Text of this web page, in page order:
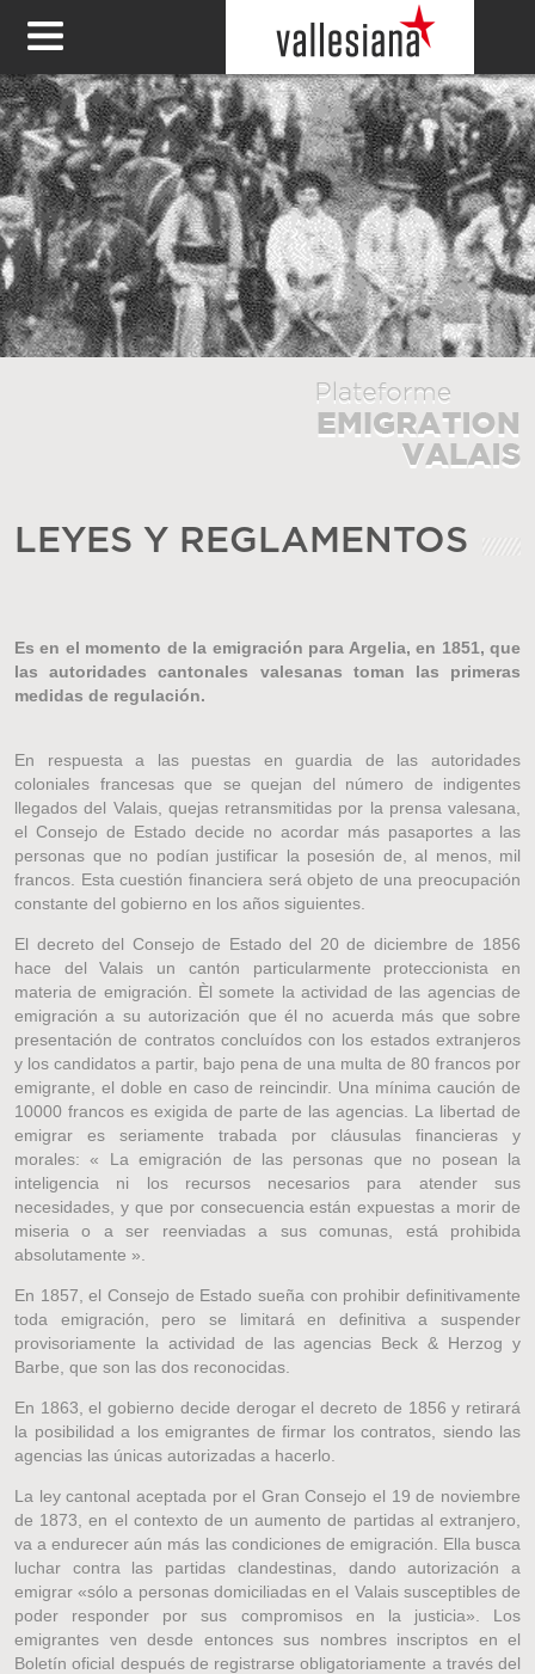
LEYES Y REGLAMENTOS
Es en el momento de la emigración para Argelia, en 1851, que
las autoridades cantonales valesanas toman las primeras
medidas de regulación.
En respuesta a las puestas en guardia de las autoridades
coloniales francesas que se quejan del número de indigentes
llegados del Valais, quejas retransmitidas por la prensa valesana,
el Consejo de Estado decide no acordar más pasaportes a las
personas que no podían justificar la posesión de, al menos, mil
francos. Esta cuestión financiera será objeto de una preocupación
constante del gobierno en los años siguientes.
El decreto del Consejo de Estado del 20 de diciembre de 1856
hace del Valais un cantón particularmente proteccionista en
materia de emigración. Èl somete la actividad de las agencias de
emigración a su autorización que él no acuerda más que sobre
presentación de contratos concluídos con los estados extranjeros
y los candidatos a partir, bajo pena de una multa de 80 francos por
emigrante, el doble en caso de reincindir. Una mínima caución de
10000 francos es exigida de parte de las agencias. La libertad de
emigrar es seriamente trabada por cláusulas financieras y
morales: « La emigración de las personas que no posean la
inteligencia ni los recursos necesarios para atender sus
necesidades, y que por consecuencia están expuestas a morir de
miseria o a ser reenviadas a sus comunas, está prohibida
absolutamente ».
En 1857, el Consejo de Estado sueña con prohibir definitivamente
toda emigración, pero se limitará en definitiva a suspender
provisoriamente la actividad de las agencias Beck & Herzog y
Barbe, que son las dos reconocidas.
En 1863, el gobierno decide derogar el decreto de 1856 y retirará
la posibilidad a los emigrantes de firmar los contratos, siendo las
agencias las únicas autorizadas a hacerlo.
La ley cantonal aceptada por el Gran Consejo el 19 de noviembre
de 1873, en el contexto de un aumento de partidas al extranjero,
va a endurecer aún más las condiciones de emigración. Ella busca
luchar contra las partidas clandestinas, dando autorización a
emigrar «sólo a personas domiciliadas en el Valais susceptibles de
poder responder por sus compromisos en la justicia». Los
emigrantes ven desde entonces sus nombres inscriptos en el
Boletín oficial después de registrarse obligatoriamente a través del